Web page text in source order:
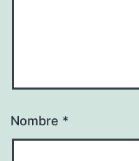
Nombre *